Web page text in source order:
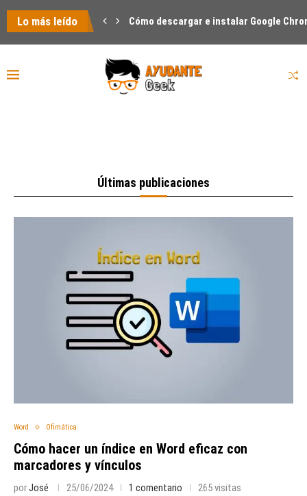
Lo más leído
Cómo descargar e instalar Google
Cómo recuperar un Word no guardado
Cómo descargar la ISO de Windows 10 sin la herramienta de
Así puedes pasar de PNG a PDF sin salir de Windows 10
Cómo hacer un índice en Word eficaz con marcadores y vínculos
Así puedes descargar Windows 11 Pro oficial
Cómo eliminar una cuenta de Gmail
Últimas publicaciones
Word Ofimática
Cómo hacer un índice en Word eficaz con
marcadores y vínculos
porJosé 25/06/2024 1 comentario 265 visitas